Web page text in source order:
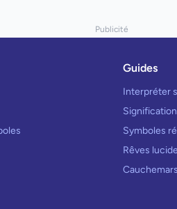
Publicité
Guides
Interpréter
Symboles
Rêves
Cauchemars